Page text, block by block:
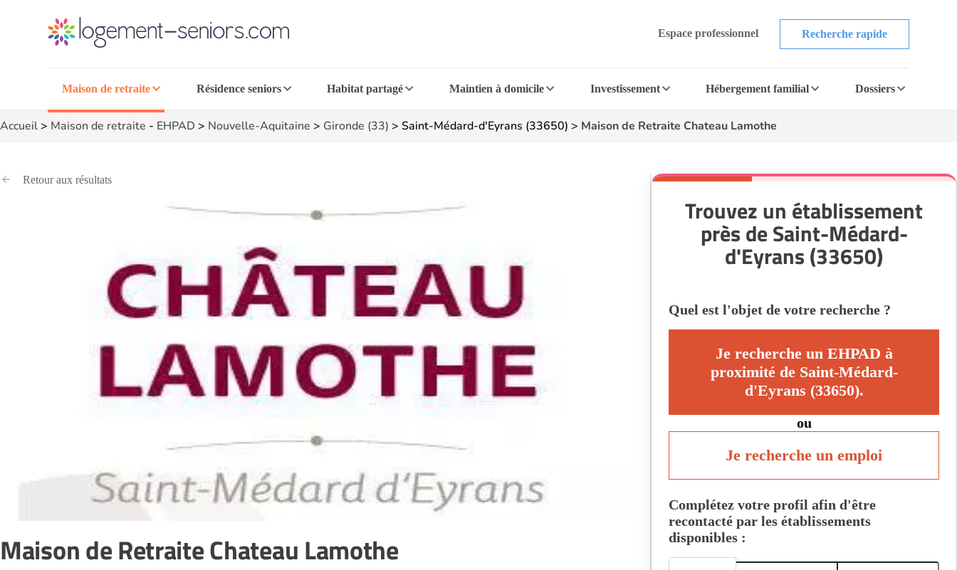
Espace professionnel Recherche rapide
Maison de retraite Résidence seniors Habitat partagé Maintien à domicile Investissement Hébergement familial Dossiers
Accueil> Maison de retraite - EHPAD > Nouvelle-Aquitaine > Gironde (33) > Saint-Médard-d'Eyrans (33650) > Maison de Retraite Chateau Lamothe
Retour aux résultats
Maison de Retraite Chateau Lamothe
Trouvez un établissement
près de Saint-Médard-
d'Eyrans (33650)
Quel est l'objet de votre recherche ?
Je recherche un EHPAD à
proximité de Saint-Médard-
d'Eyrans (33650).
ou
Je recherche un emploi
Complétez votre profil afin d'être
recontacté par les établissements
disponibles :